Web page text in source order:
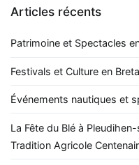
Articles récents
Patrimoine et Spectacles
Festivals et Culture en
Événements nautiques et
La Fête du Blé à
Tradition Agricole